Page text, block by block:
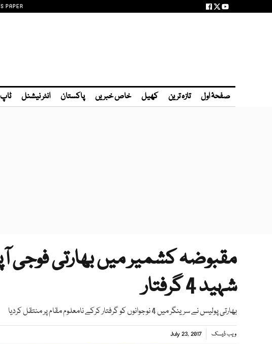
PAPER
صفحۂ اول تازہ ترین کھیل خاص خبریں پاکستان انٹر نیشنل
مقبوضہ کشمیر میں بھارتی فوجی
شہید 4 گرفتار
بھارتی پولیس نے سرینگر میں 4 نوجوانوں کو گرفتار کرکے نامعلوم مقام پر منتقل کردیا
ویب ڈیسک July 23, 2017